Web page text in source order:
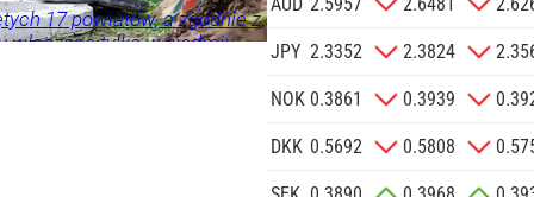
17 powiatów, a zgodnie z
włączone tylko w siedmiu.
JPY 2.3352 2.3824
NOK 0.3861 0.3939
DKK 0.5692 0.5808